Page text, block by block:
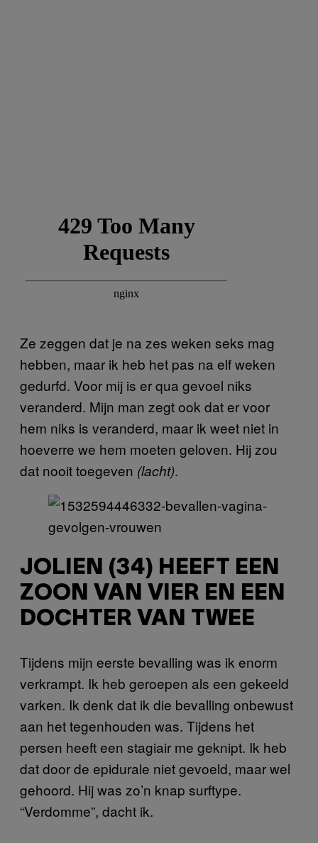
Ze zeggen dat je na zes weken seks mag
hebben, maar ik heb het pas na elf weken
gedurfd. Voor mij is er qua gevoel niks
veranderd. Mijn man zegt ook dat er voor
hem niks is veranderd, maar ik weet niet in
hoeverre we hem moeten geloven. Hij zou
dat nooit toegeven (lacht).
JOLIEN (34) HEEFT EEN
ZOON VAN VIER EN EEN
DOCHTER VAN TWEE
Tijdens mijn eerste bevalling was ik enorm
verkrampt. Ik heb geroepen als een gekeeld
varken. Ik denk dat ik die bevalling onbewust
aan het tegenhouden was. Tijdens het
persen heeft een stagiair me geknipt. Ik heb
dat door de epidurale niet gevoeld, maar wel
gehoord. Hij was zo’n knap surftype.
“Verdomme”, dacht ik.